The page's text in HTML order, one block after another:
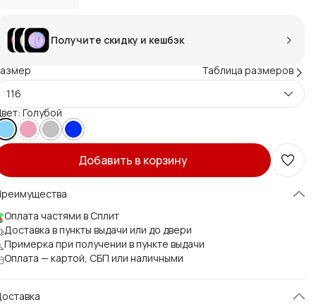
Получите скидку и кешбэк
Таблица размеров
116
Голубой
Добавить в корзину
Оплата частями в Сплит
Доставка в пункты выдачи или до двери
Примерка при получении в пункте выдачи
Оплата — картой, СБП или наличными